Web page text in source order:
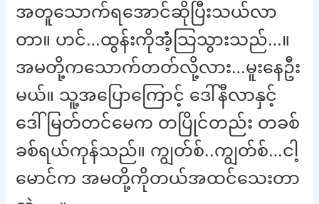
အတူသောက်ရအောင်ဆိုပြီးသယ်လာ
တာ။ ဟင်…ထွန်းကိုအံံ့သြသွားသည်…။
အမတို့ကသောက်တတ်လို့လား…မူးနေဦး
မယ်။ သူ့အပြောကြောင့် ဒေါ်နီလာနှင့်
ဒေါ်မြတ်တင်မေက တပြိုင်တည်း တခစ်
ခစ်ရယ်ကုန်သည်။ ကျွတ်စ်..ကျွတ်စ်…ငါ့
မောင်က အမတို့ကိုတယ်အထင်သေးတာ